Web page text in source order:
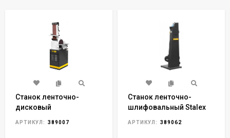
Станок ленточно-
дисковый
АРТИКУЛ: 389007
Станок ленточно-
шлифовальный Stalex
АРТИКУЛ: 389062